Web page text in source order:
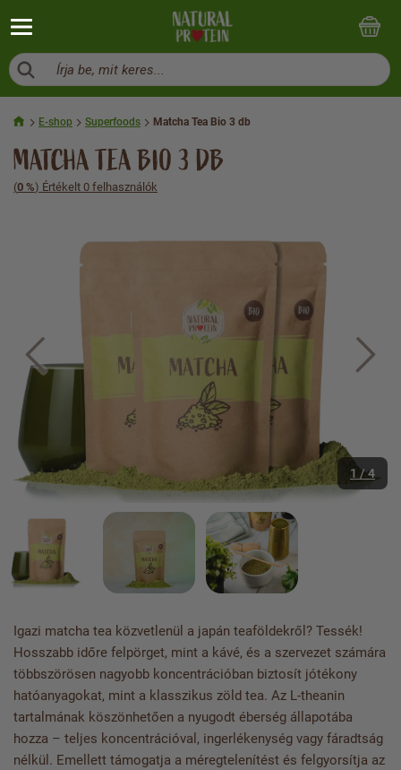
Írja be, mit keres...
E-shop Superfoods Matcha Tea Bio 3 db
MATCHA TEA BIO 3 DB
(0 %) Értékelt 0 felhasználók
1 / 4
Igazi matcha tea közvetlenül a japán teaföldekről? Tessék!
Hosszabb időre felpörget, mint a kávé, és a szervezet számára
többszörösen nagyobb koncentrációban biztosít jótékony
hatóanyagokat, mint a klasszikus zöld tea. Az L-theanin
tartalmának köszönhetően a nyugodt éberség állapotába
hozza – teljes koncentrációval, ingerlékenység vagy fáradtság
nélkül. Emellett támogatja a méregtelenítést és felgyorsítja az